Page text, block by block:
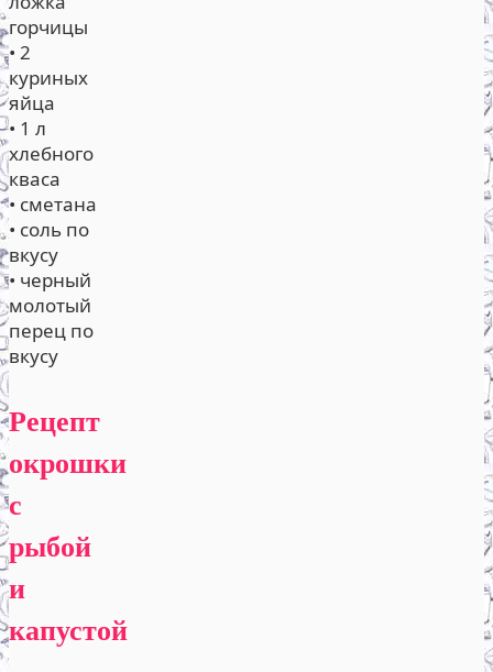
горчицы
• 2
куриных
яйца
• 1 л
хлебного
кваса
• сметана
• соль по
вкусу
• черный
молотый
перец по
вкусу
Рецепт
окрошки
с
рыбой
и
капустой